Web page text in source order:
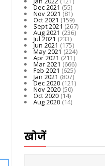
Dec 2021 (55)
Nov 2021 (81)
Oct 2021 (159)
Sept 2021 (267)
Aug 2021 (236)
Jul 2021 (233)
Jun 2021(175)
May 2021(224)
Apr 2021 (211)
Mar 2021 (666)
Feb 2021 (625)
Jan 2021 (807)
Dec 2020(121)
Nov 2020 (50)
Oct 2020 (14)
Aug 2020(14)
खोजें